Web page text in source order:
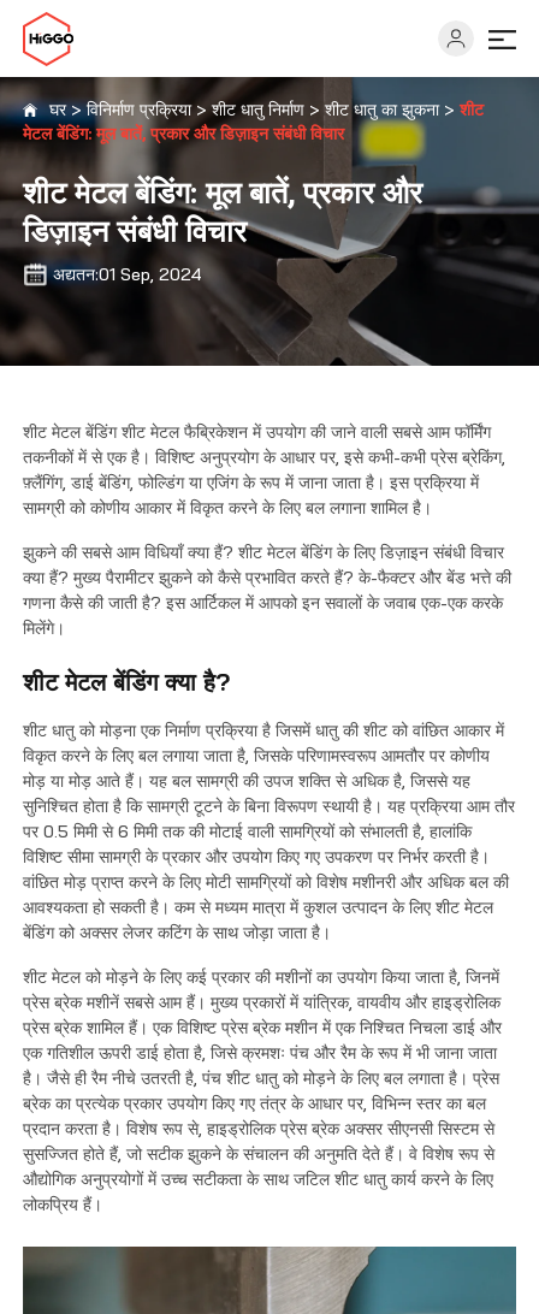
क्षमताओं
इंडस्ट्रीज
समाधान
के बारे में
हमसे संपर्क करें
घर>विनिर्माण प्रक्रिया>शीट धातु निर्माण >शीट धातु का झुकना>शीट
मेटल बेंडिंग: मूल बातें, प्रकार और डिज़ाइन संबंधी विचार
शीट मेटल बेंडिंग: मूल बातें, प्रकार और
डिज़ाइन संबंधी विचार
अद्यतन:01 Sep, 2024
शीट मेटल बेंडिंग शीट मेटल फैब्रिकेशन में उपयोग की जाने वाली सबसे आम फॉर्मिंग
तकनीकों में से एक है। विशिष्ट अनुप्रयोग के आधार पर, इसे कभी-कभी प्रेस ब्रेकिंग,
फ़्लैंगिंग, डाई बेंडिंग, फोल्डिंग या एजिंग के रूप में जाना जाता है। इस प्रक्रिया में
सामग्री को कोणीय आकार में विकृत करने के लिए बल लगाना शामिल है।
झुकने की सबसे आम विधियाँ क्या हैं? शीट मेटल बेंडिंग के लिए डिज़ाइन संबंधी विचार
क्या हैं? मुख्य पैरामीटर झुकने को कैसे प्रभावित करते हैं? के-फैक्टर और बेंड भत्ते की
गणना कैसे की जाती है? इस आर्टिकल में आपको इन सवालों के जवाब एक-एक करके
मिलेंगे।
शीट मेटल बेंडिंग क्या है?
शीट धातु को मोड़ना एक निर्माण प्रक्रिया है जिसमें धातु की शीट को वांछित आकार में
विकृत करने के लिए बल लगाया जाता है, जिसके परिणामस्वरूप आमतौर पर कोणीय
मोड़ या मोड़ आते हैं। यह बल सामग्री की उपज शक्ति से अधिक है, जिससे यह
सुनिश्चित होता है कि सामग्री टूटने के बिना विरूपण स्थायी है। यह प्रक्रिया आम तौर
पर 0.5 मिमी से 6 मिमी तक की मोटाई वाली सामग्रियों को संभालती है, हालांकि
विशिष्ट सीमा सामग्री के प्रकार और उपयोग किए गए उपकरण पर निर्भर करती है।
वांछित मोड़ प्राप्त करने के लिए मोटी सामग्रियों को विशेष मशीनरी और अधिक बल की
आवश्यकता हो सकती है। कम से मध्यम मात्रा में कुशल उत्पादन के लिए शीट मेटल
बेंडिंग को अक्सर लेजर कटिंग के साथ जोड़ा जाता है।
शीट मेटल को मोड़ने के लिए कई प्रकार की मशीनों का उपयोग किया जाता है, जिनमें
प्रेस ब्रेक मशीनें सबसे आम हैं। मुख्य प्रकारों में यांत्रिक, वायवीय और हाइड्रोलिक
प्रेस ब्रेक शामिल हैं। एक विशिष्ट प्रेस ब्रेक मशीन में एक निश्चित निचला डाई और
एक गतिशील ऊपरी डाई होता है, जिसे क्रमशः पंच और रैम के रूप में भी जाना जाता
है। जैसे ही रैम नीचे उतरती है, पंच शीट धातु को मोड़ने के लिए बल लगाता है। प्रेस
ब्रेक का प्रत्येक प्रकार उपयोग किए गए तंत्र के आधार पर, विभिन्न स्तर का बल
प्रदान करता है। विशेष रूप से, हाइड्रोलिक प्रेस ब्रेक अक्सर सीएनसी सिस्टम से
सुसज्जित होते हैं, जो सटीक झुकने के संचालन की अनुमति देते हैं। वे विशेष रूप से
औद्योगिक अनुप्रयोगों में उच्च सटीकता के साथ जटिल शीट धातु कार्य करने के लिए
लोकप्रिय हैं।